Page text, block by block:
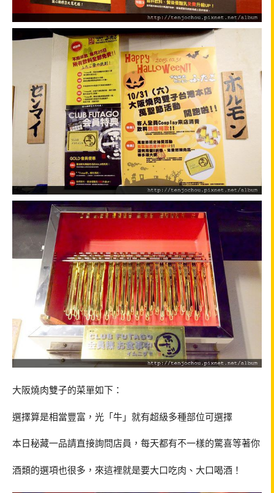
大阪燒肉雙子的菜單如下：
選擇算是相當豐富，光「牛」就有超級多種部位可選擇
本日秘藏一品請直接詢問店員，每天都有不一樣的驚喜等著你
酒類的選項也很多，來這裡就是要大口吃肉、大口喝酒！